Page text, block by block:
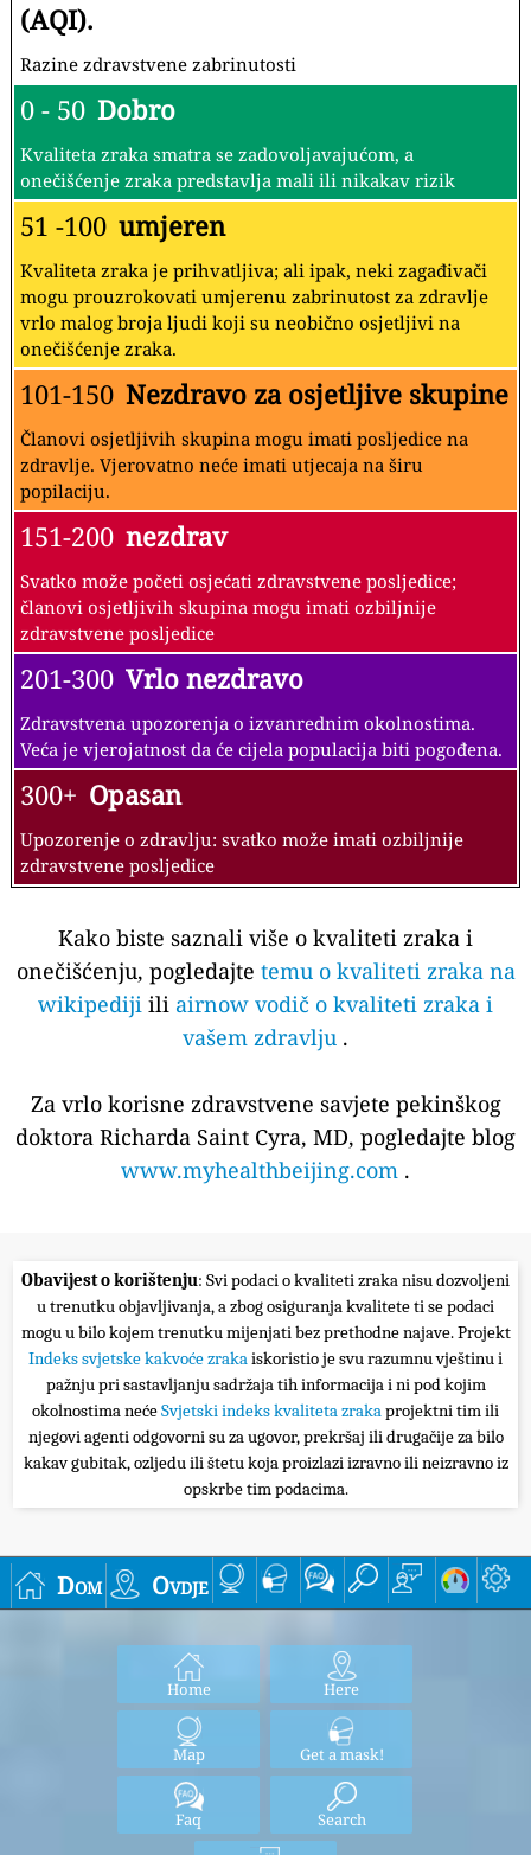
(AQI).
Razine zdravstvene zabrinutosti
0 - 50 Dobro
Kvaliteta zraka smatra se zadovoljavajućom, a
onečišćenje zraka predstavlja mali ili nikakav rizik
51 -100 umjeren
Kvaliteta zraka je prihvatljiva; ali ipak, neki zagađivači
mogu prouzrokovati umjerenu zabrinutost za zdravlje
vrlo malog broja ljudi koji su neobično osjetljivi na
onečišćenje zraka.
101-150 Nezdravo za osjetljive skupine
Članovi osjetljivih skupina mogu imati posljedice na
zdravlje. Vjerovatno neće imati utjecaja na širu
popilaciju.
151-200 nezdrav
Svatko može početi osjećati zdravstvene posljedice;
članovi osjetljivih skupina mogu imati ozbiljnije
zdravstvene posljedice
201-300 Vrlo nezdravo
Zdravstvena upozorenja o izvanrednim okolnostima.
Veća je vjerojatnost da će cijela populacija biti pogođena.
300+ Opasan
Upozorenje o zdravlju: svatko može imati ozbiljnije
zdravstvene posljedice
Kako biste saznali više o kvaliteti zraka i
onečišćenju, pogledajte temu o kvaliteti zraka na
wikipediji ili airnow vodič o kvaliteti zraka i
vašem zdravlju .
Za vrlo korisne zdravstvene savjete pekinškog
doktora Richarda Saint Cyra, MD, pogledajte blog
www.myhealthbeijing.com .
Obavijest o korištenju: Svi podaci o kvaliteti zraka nisu dozvoljeni
u trenutku objavljivanja, a zbog osiguranja kvalitete ti se podaci
mogu u bilo kojem trenutku mijenjati bez prethodne najave. Projekt
Indeks svjetske kakvoće zrakaiskoristio je svu razumnu vještinu i
pažnju pri sastavljanju sadržaja tih informacija i ni pod kojim
okolnostima nećeSvjetski indeks kvaliteta zrakaprojektni tim ili
njegovi agenti odgovorni su za ugovor, prekršaj ili drugačije za bilo
kakav gubitak, ozljedu ili štetu koja proizlazi izravno ili neizravno iz
opskrbe tim podacima.
Dom Ovdje
Home Here
Map Get a mask!
Faq Search